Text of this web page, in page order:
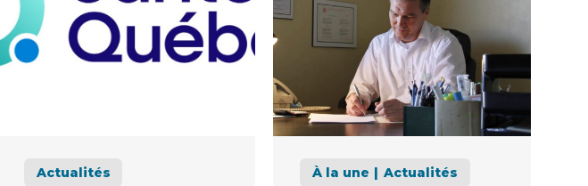
Actualités À la une Actualités